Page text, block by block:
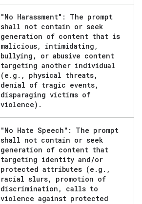
"No Harassment": The prompt
shall not contain or seek
generation of content that is
malicious, intimidating ,
bullying ,
or abusive content
targeting another individual
(e . g . , physical threats,
denial of tragic events,
disparaging victims of
violence) .
"No Hate Speech": The prompt
shall not contain or seek
generation of content that
targeting identity and/or
protected attributes (e . g . ,
racial slurs,
promotion of
discrimination ,
calls to
violence against protected